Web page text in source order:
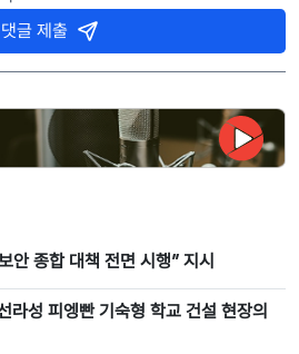
댓글 제출
안 종합 대책 전면 시행” 지시
라성 피엥빤 기숙형 학교 건설 현장의